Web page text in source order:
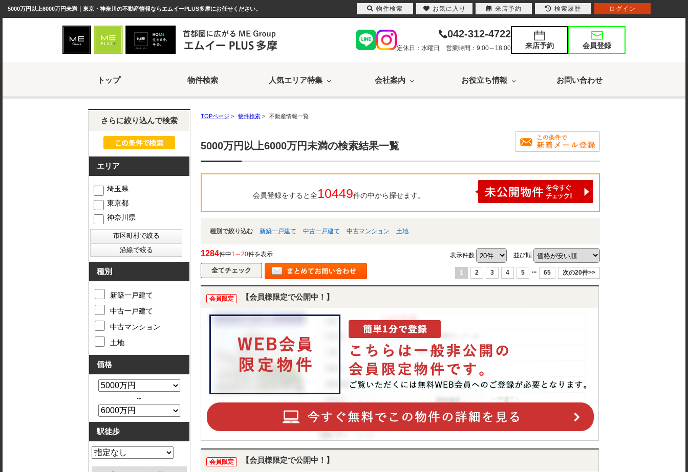
5000万円以上6000万円未満｜東京・神奈川の不動産情報ならエムイーPLUS多摩にお任せください。
042-312-4722
定休日：水曜日 営業時間：9:00～18:00 来店予約 会員登録
トップ 物件検索 人気エリア特集 会社案内 お役立ち情報 お問い合わせ
TOPページ > 物件検索 > 不動産情報一覧
5000万円以上6000万円未満の検索結果一覧
会員登録をすると全10449件の中から探せます。
種別で絞り込む 新築一戸建て 中古一戸建て 中古マンション 土地
1284件中1～20件を表示 表示件数 並び順
1 2 3 4 5 ... 65 次の20件>>
会員限定 【会員様限定で公開中！】
会員限定 【会員様限定で公開中！】
さらに絞り込んで検索
エリア
埼玉県
東京都
神奈川県
種別
新築一戸建て
中古一戸建て
中古マンション
土地
価格
～
駅徒歩
物件検索 お気に入り 来店予約 検索履歴 ログイン